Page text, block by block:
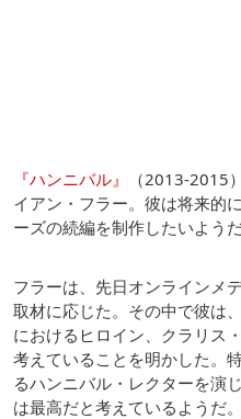
『ハンニバル』
（2013-2015
イアン・フラー。彼は将来的に
ーズの続編を制作したいようだ
フラーは、先日オンラインメ
取材に応じた。その中で彼は
におけるヒロイン、クラリス
考えていることを明かした。
るハンニバル・レクターを演
は最高だと考えているようだ。